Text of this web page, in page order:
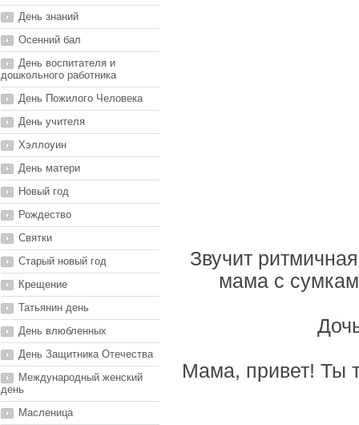
День знаний
Осенний бал
День воспитателя и
дошкольного работника
День Пожилого Человека
День учителя
Хэллоуин
День матери
Новый год
Рождество
Святки
Старый новый год
Крещение
Татьянин день
День влюбленных
День Защитника Отечества
Международный женский
день
Масленица
Звучит
мама с
Мама, привет! Ты